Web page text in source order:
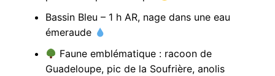
Bassin Bleu – 1 h AR, nage dans une eau
émeraude
Faune emblématique : racoon de
Guadeloupe, pic de la Soufrière, anolis